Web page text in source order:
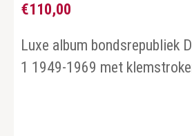
€110,00
Luxe album bondsrepubliek
1 1949-1969 met